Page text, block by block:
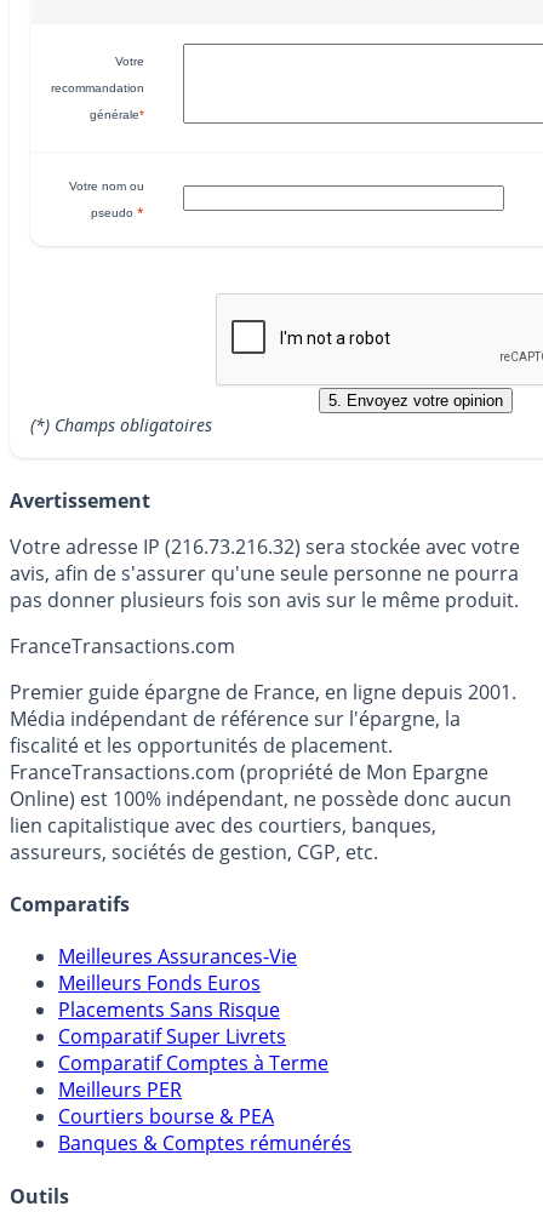
Votre
recommandation
générale*
Votre nom ou
pseudo *
(*) Champs obligatoires
Avertissement
Votre adresse IP (216.73.216.32) sera stockée avec votre
avis, afin de s'assurer qu'une seule personne ne pourra
pas donner plusieurs fois son avis sur le même produit.
FranceTransactions.com
Premier guide épargne de France, en ligne depuis 2001.
Média indépendant de référence sur l'épargne, la
fiscalité et les opportunités de placement.
FranceTransactions.com (propriété de Mon Epargne
Online) est 100% indépendant, ne possède donc aucun
lien capitalistique avec des courtiers, banques,
assureurs, sociétés de gestion, CGP, etc.
Comparatifs
Meilleures Assurances-Vie
Meilleurs Fonds Euros
Placements Sans Risque
Comparatif Super Livrets
Comparatif Comptes à Terme
Meilleurs PER
Courtiers bourse & PEA
Banques & Comptes rémunérés
Outils